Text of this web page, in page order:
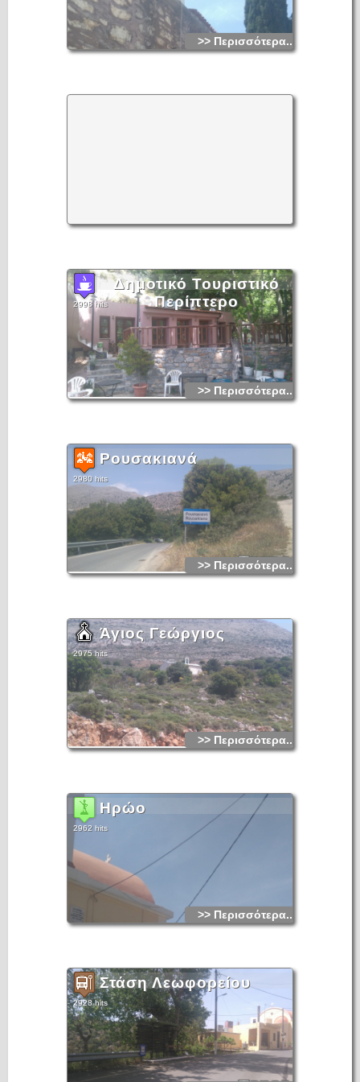
>> Περισσότερα...
Δημοτικό Τουριστικό
Περίπτερο
2998 hits
>> Περισσότερα...
Ρουσακιανά
2980 hits
>> Περισσότερα...
Άγιος Γεώργιος
2975 hits
>> Περισσότερα...
Ηρώο
2962 hits
>> Περισσότερα...
Στάση Λεωφορείου
2928 hits